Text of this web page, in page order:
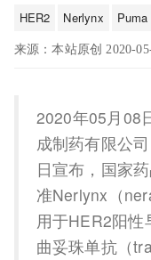
HER2 Nerlynx Puma
来源：本站原创 2020-
2020年05月08
成制药有限公
日宣布，国家
准Nerlynx（
用于HER2阳
曲妥珠单抗（